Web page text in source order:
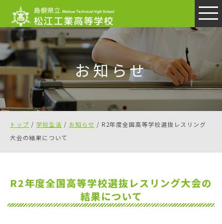
このページの本文へ
お知らせ
現
在
の
トップ / 学校生活 / お知らせ / R2年度全国高等学校選抜レスリング
大会の結果について
R2年度全国高等学校選抜レスリング大会の
結果について